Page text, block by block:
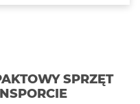
SPRZĘT